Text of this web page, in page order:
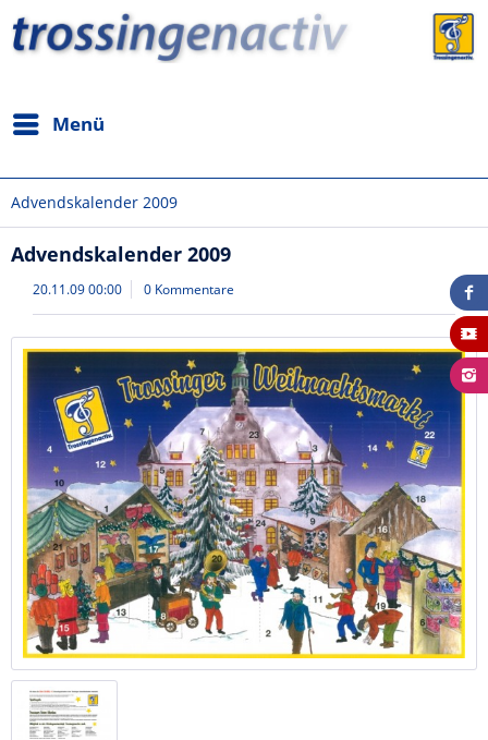
Menü
Advendskalender 2009
Advendskalender 2009
20.11.09 00:00 0 Kommentare